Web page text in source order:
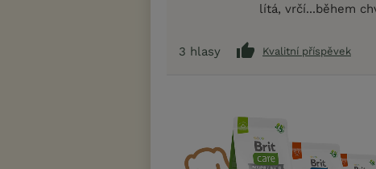
lítá, vrčí...během
3 hlasy Kvalitní příspěvek